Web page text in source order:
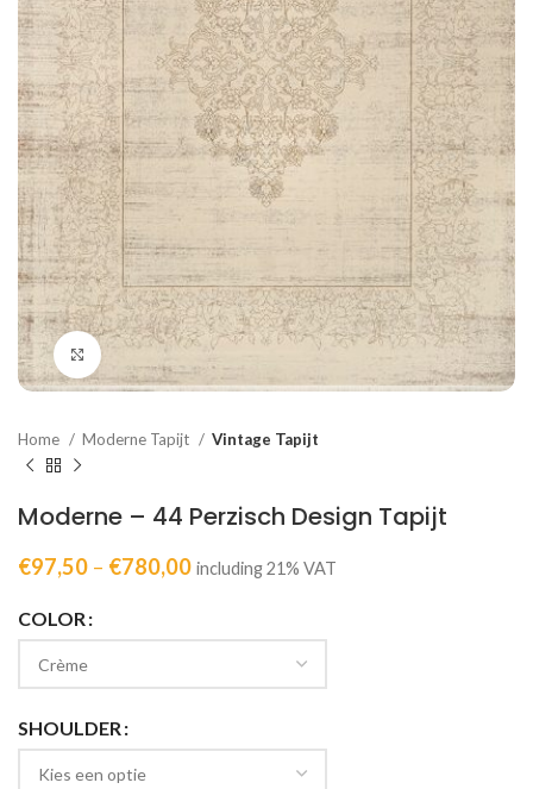
Click to enlarge
Home Moderne Tapijt Vintage Tapijt
Moderne – 44 Perzisch Design Tapijt
€97,50 – €780,00 including 21% VAT
COLOR
SHOULDER